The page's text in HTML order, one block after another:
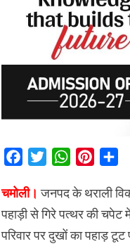
Facebook
TwitterWhatsApp
चमोली। जनपद के थराली
पहाड़ी से गिरे पत्थर की
परिवार पर दुखों का पहाड़ टूट